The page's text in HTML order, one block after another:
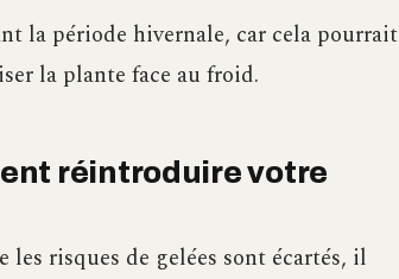
la période hivernale, car cela pourrait
la plante face au froid.
réintroduire votre
risques de gelées sont écartés, il